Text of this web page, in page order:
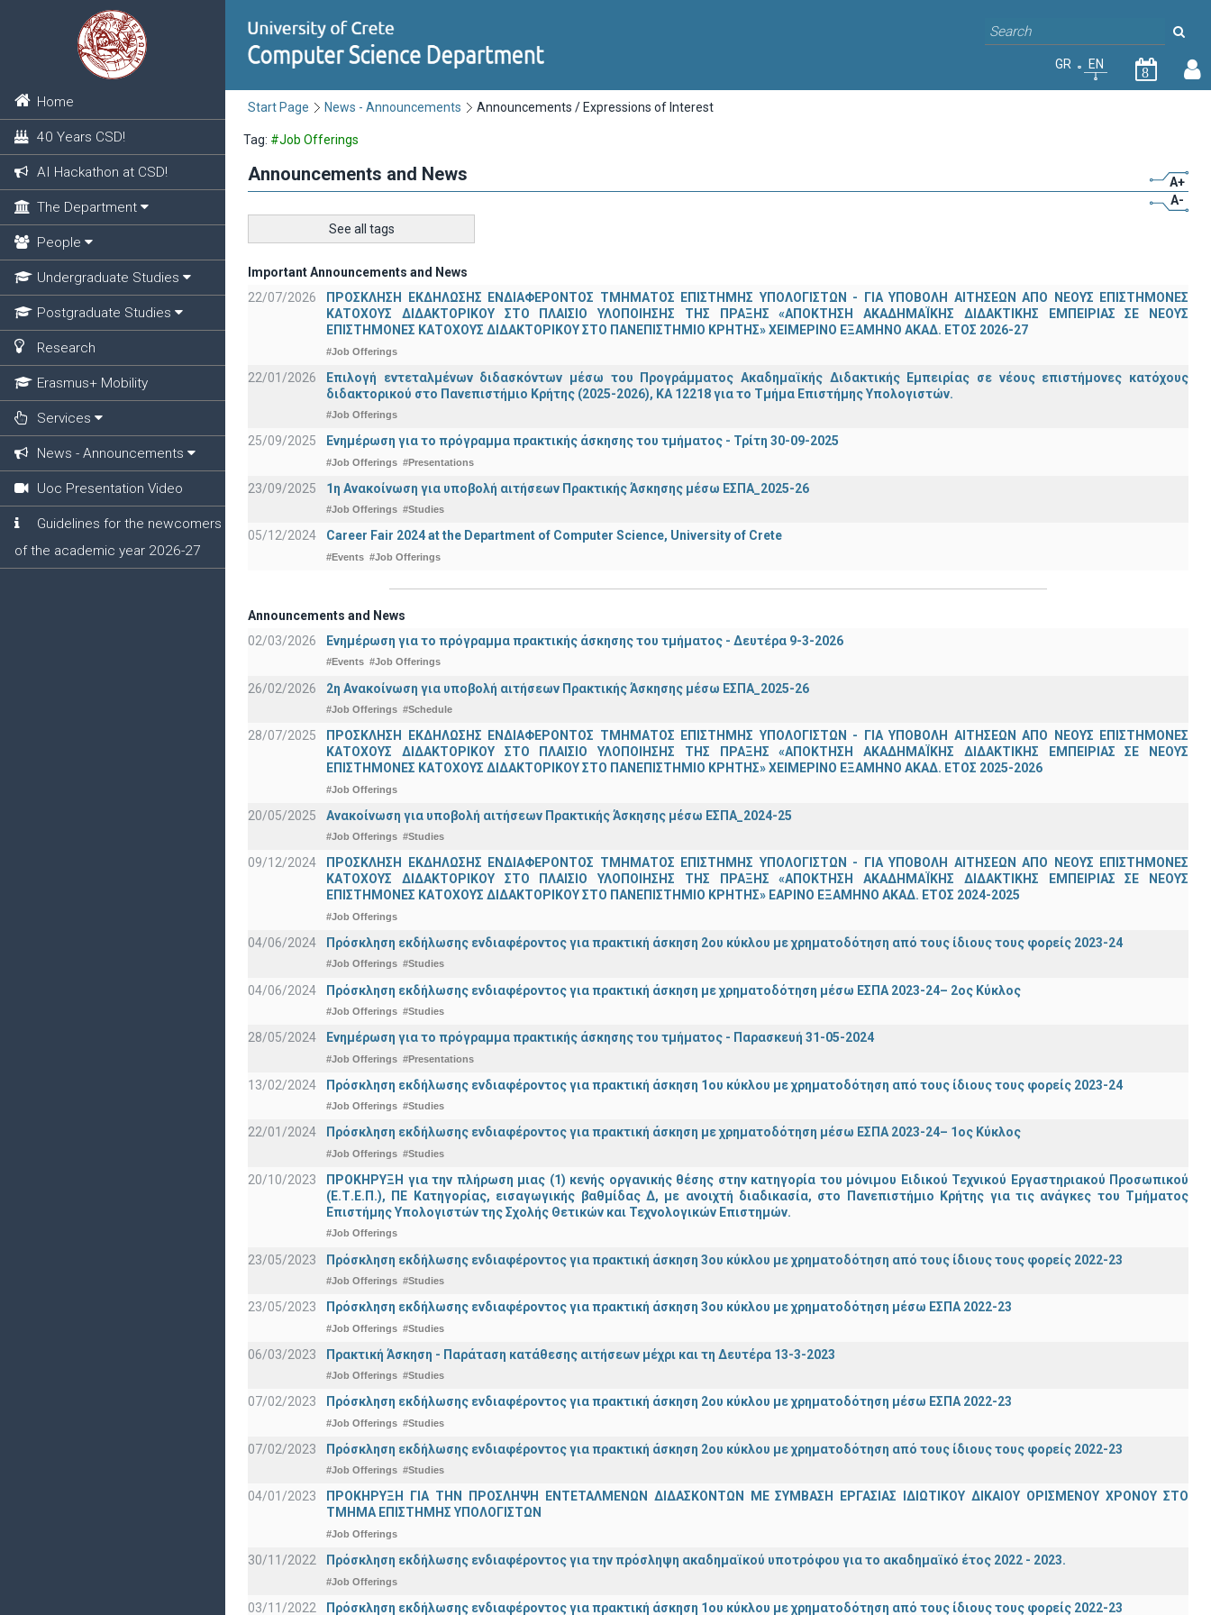
Home
40 Years CSD!
AI Hackathon at CSD!
The Department
People
Undergraduate Studies
Postgraduate Studies
Research
Erasmus+ Mobility
Services
News - Announcements
Uoc Presentation Video
Guidelines for the newcomers
of the academic year 2026-27
GR EN
8
Start Page News - Announcements Announcements / Expressions of Interest
Tag: #Job Offerings
Announcements and News
A+
A-
See all tags
Important Announcements and News
22/07/2026
ΠΡΟΣΚΛΗΣΗ ΕΚΔΗΛΩΣΗΣ ΕΝΔΙΑΦΕΡΟΝΤΟΣ ΤΜΗΜΑΤΟΣ ΕΠΙΣΤΗΜΗΣ ΥΠΟΛΟΓΙΣΤΩΝ - ΓΙΑ ΥΠΟΒΟΛΗ ΑΙΤΗΣΕΩΝ ΑΠΟ ΝΕΟΥΣ ΕΠΙΣΤΗΜΟΝΕΣ
ΚΑΤΟΧΟΥΣ ΔΙΔΑΚΤΟΡΙΚΟΥ ΣΤΟ ΠΛΑΙΣΙΟ ΥΛΟΠΟΙΗΣΗΣ ΤΗΣ ΠΡΑΞΗΣ «ΑΠΟΚΤΗΣΗ ΑΚΑΔΗΜΑΪΚΗΣ ΔΙΔΑΚΤΙΚΗΣ ΕΜΠΕΙΡΙΑΣ ΣΕ ΝΕΟΥΣ
ΕΠΙΣΤΗΜΟΝΕΣ ΚΑΤΟΧΟΥΣ ΔΙΔΑΚΤΟΡΙΚΟΥ ΣΤΟ ΠΑΝΕΠΙΣΤΗΜΙΟ ΚΡΗΤΗΣ» ΧΕΙΜΕΡΙΝΟ ΕΞΑΜΗΝΟ ΑΚΑΔ. ΕΤΟΣ 2026-27
#Job Offerings
22/01/2026
Επιλογή εντεταλμένων διδασκόντων μέσω του Προγράμματος Ακαδημαϊκής Διδακτικής Εμπειρίας σε νέους επιστήμονες κατόχους
διδακτορικού στο Πανεπιστήμιο Κρήτης (2025-2026), ΚΑ 12218 για το Τμήμα Επιστήμης Υπολογιστών.
#Job Offerings
25/09/2025 Ενημέρωση για το πρόγραμμα πρακτικής άσκησης του τμήματος - Τρίτη 30-09-2025
#Job Offerings #Presentations
23/09/2025 1η Ανακοίνωση για υποβολή αιτήσεων Πρακτικής Άσκησης μέσω ΕΣΠΑ_2025-26
#Job Offerings #Studies
05/12/2024 Career Fair 2024 at the Department of Computer Science, University of Crete
#Events #Job Offerings
Announcements and News
02/03/2026
Ενημέρωση για το πρόγραμμα πρακτικής άσκησης του τμήματος - Δευτέρα 9-3-2026
#Events #Job Offerings
26/02/2026 2η Ανακοίνωση για υποβολή αιτήσεων Πρακτικής Άσκησης μέσω ΕΣΠΑ_2025-26
#Job Offerings #Schedule
28/07/2025
ΠΡΟΣΚΛΗΣΗ ΕΚΔΗΛΩΣΗΣ ΕΝΔΙΑΦΕΡΟΝΤΟΣ ΤΜΗΜΑΤΟΣ ΕΠΙΣΤΗΜΗΣ ΥΠΟΛΟΓΙΣΤΩΝ - ΓΙΑ ΥΠΟΒΟΛΗ ΑΙΤΗΣΕΩΝ ΑΠΟ ΝΕΟΥΣ ΕΠΙΣΤΗΜΟΝΕΣ
ΚΑΤΟΧΟΥΣ ΔΙΔΑΚΤΟΡΙΚΟΥ ΣΤΟ ΠΛΑΙΣΙΟ ΥΛΟΠΟΙΗΣΗΣ ΤΗΣ ΠΡΑΞΗΣ «ΑΠΟΚΤΗΣΗ ΑΚΑΔΗΜΑΪΚΗΣ ΔΙΔΑΚΤΙΚΗΣ ΕΜΠΕΙΡΙΑΣ ΣΕ ΝΕΟΥΣ
ΕΠΙΣΤΗΜΟΝΕΣ ΚΑΤΟΧΟΥΣ ΔΙΔΑΚΤΟΡΙΚΟΥ ΣΤΟ ΠΑΝΕΠΙΣΤΗΜΙΟ ΚΡΗΤΗΣ» ΧΕΙΜΕΡΙΝΟ ΕΞΑΜΗΝΟ ΑΚΑΔ. ΕΤΟΣ 2025-2026
#Job Offerings
20/05/2025 Ανακοίνωση για υποβολή αιτήσεων Πρακτικής Άσκησης μέσω ΕΣΠΑ_2024-25
#Job Offerings #Studies
09/12/2024
ΠΡΟΣΚΛΗΣΗ ΕΚΔΗΛΩΣΗΣ ΕΝΔΙΑΦΕΡΟΝΤΟΣ ΤΜΗΜΑΤΟΣ ΕΠΙΣΤΗΜΗΣ ΥΠΟΛΟΓΙΣΤΩΝ - ΓΙΑ ΥΠΟΒΟΛΗ ΑΙΤΗΣΕΩΝ ΑΠΟ ΝΕΟΥΣ ΕΠΙΣΤΗΜΟΝΕΣ
ΚΑΤΟΧΟΥΣ ΔΙΔΑΚΤΟΡΙΚΟΥ ΣΤΟ ΠΛΑΙΣΙΟ ΥΛΟΠΟΙΗΣΗΣ ΤΗΣ ΠΡΑΞΗΣ «ΑΠΟΚΤΗΣΗ ΑΚΑΔΗΜΑΪΚΗΣ ΔΙΔΑΚΤΙΚΗΣ ΕΜΠΕΙΡΙΑΣ ΣΕ ΝΕΟΥΣ
ΕΠΙΣΤΗΜΟΝΕΣ ΚΑΤΟΧΟΥΣ ΔΙΔΑΚΤΟΡΙΚΟΥ ΣΤΟ ΠΑΝΕΠΙΣΤΗΜΙΟ ΚΡΗΤΗΣ» ΕΑΡΙΝΟ ΕΞΑΜΗΝΟ ΑΚΑΔ. ΕΤΟΣ 2024-2025
#Job Offerings
04/06/2024 Πρόσκληση εκδήλωσης ενδιαφέροντος για πρακτική άσκηση 2ου κύκλου με χρηματοδότηση από τους ίδιους τους φορείς 2023-24
#Job Offerings #Studies
04/06/2024 Πρόσκληση εκδήλωσης ενδιαφέροντος για πρακτική άσκηση με χρηματοδότηση μέσω ΕΣΠΑ 2023-24– 2ος Κύκλος
#Job Offerings #Studies
28/05/2024 Ενημέρωση για το πρόγραμμα πρακτικής άσκησης του τμήματος - Παρασκευή 31-05-2024
#Job Offerings #Presentations
13/02/2024 Πρόσκληση εκδήλωσης ενδιαφέροντος για πρακτική άσκηση 1ου κύκλου με χρηματοδότηση από τους ίδιους τους φορείς 2023-24
#Job Offerings #Studies
22/01/2024 Πρόσκληση εκδήλωσης ενδιαφέροντος για πρακτική άσκηση με χρηματοδότηση μέσω ΕΣΠΑ 2023-24– 1ος Κύκλος
#Job Offerings #Studies
20/10/2023
ΠΡΟΚΗΡΥΞΗ για την πλήρωση μιας (1) κενής οργανικής θέσης στην κατηγορία του μόνιμου Ειδικού Τεχνικού Εργαστηριακού Προσωπικού
(Ε.Τ.Ε.Π.), ΠΕ Κατηγορίας, εισαγωγικής βαθμίδας Δ, με ανοιχτή διαδικασία, στο Πανεπιστήμιο Κρήτης για τις ανάγκες του Τμήματος
Επιστήμης Υπολογιστών της Σχολής Θετικών και Τεχνολογικών Επιστημών.
#Job Offerings
23/05/2023 Πρόσκληση εκδήλωσης ενδιαφέροντος για πρακτική άσκηση 3ου κύκλου με χρηματοδότηση από τους ίδιους τους φορείς 2022-23
#Job Offerings #Studies
23/05/2023 Πρόσκληση εκδήλωσης ενδιαφέροντος για πρακτική άσκηση 3ου κύκλου με χρηματοδότηση μέσω ΕΣΠΑ 2022-23
#Job Offerings #Studies
06/03/2023 Πρακτική Άσκηση - Παράταση κατάθεσης αιτήσεων μέχρι και τη Δευτέρα 13-3-2023
#Job Offerings #Studies
07/02/2023 Πρόσκληση εκδήλωσης ενδιαφέροντος για πρακτική άσκηση 2ου κύκλου με χρηματοδότηση μέσω ΕΣΠΑ 2022-23
#Job Offerings #Studies
07/02/2023 Πρόσκληση εκδήλωσης ενδιαφέροντος για πρακτική άσκηση 2ου κύκλου με χρηματοδότηση από τους ίδιους τους φορείς 2022-23
#Job Offerings #Studies
04/01/2023
ΠΡΟΚΗΡΥΞΗ ΓΙΑ ΤΗΝ ΠΡΟΣΛΗΨΗ ΕΝΤΕΤΑΛΜΕΝΩΝ ΔΙΔΑΣΚΟΝΤΩΝ ΜΕ ΣΥΜΒΑΣΗ ΕΡΓΑΣΙΑΣ ΙΔΙΩΤΙΚΟΥ ΔΙΚΑΙΟΥ ΟΡΙΣΜΕΝΟΥ ΧΡΟΝΟΥ ΣΤΟ
ΤΜΗΜΑ ΕΠΙΣΤΗΜΗΣ ΥΠΟΛΟΓΙΣΤΩΝ
#Job Offerings
30/11/2022 Πρόσκληση εκδήλωσης ενδιαφέροντος για την πρόσληψη ακαδημαϊκoύ υποτρόφου για το ακαδημαϊκό έτος 2022 - 2023.
#Job Offerings
03/11/2022 Πρόσκληση εκδήλωσης ενδιαφέροντος για πρακτική άσκηση 1ου κύκλου με χρηματοδότηση από τους ίδιους τους φορείς 2022-23